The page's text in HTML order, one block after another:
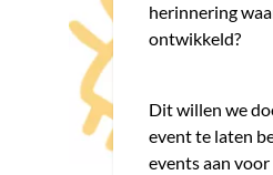
herinnering
ontwikkeld?
Dit willen we
event te laten
events aan